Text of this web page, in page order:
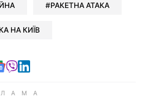
РАКЕТНА АТАКА
НА КИЇВ
у Telegram
у Facebook
у X
Читайте у Google news
Читайте у Viber
Читайте у LinkedIn